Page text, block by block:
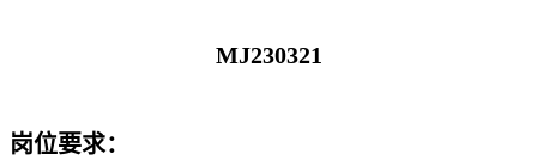
MJ230321
岗位要求：